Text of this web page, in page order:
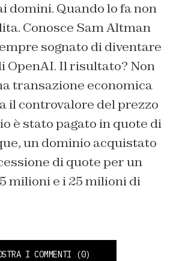
domini. Quando lo fa non
Conosce Sam Altman
sognato di diventare
OpenAI. Il risultato? Non
transazione economica
il controvalore del prezzo
è stato pagato in quote di
un dominio acquistato
di quote per un
milioni e i 25 milioni di
I COMMENTI (0)